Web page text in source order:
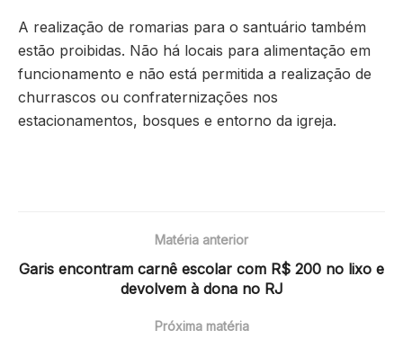
A realização de romarias para o santuário também
estão proibidas. Não há locais para alimentação em
funcionamento e não está permitida a realização de
churrascos ou confraternizações nos
estacionamentos, bosques e entorno da igreja.
Matéria anterior
Garis encontram carnê escolar com R$ 200 no lixo e
devolvem à dona no RJ
Próxima matéria